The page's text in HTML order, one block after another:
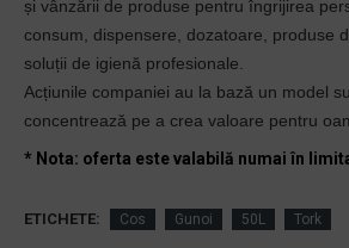
și vânzării de produse pentru îngrijirea
consum, dispensere, dozatoare, produse
soluții de igienă profesionale.
Acțiunile companiei au la bază un model
concentrează pe a crea valoare pentru
* Nota: oferta este valabilă numai în
ETICHETE: Cos Gunoi 50L Tork